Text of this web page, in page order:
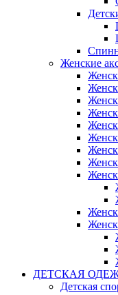
Женские
ДЕТСКАЯ
Детская